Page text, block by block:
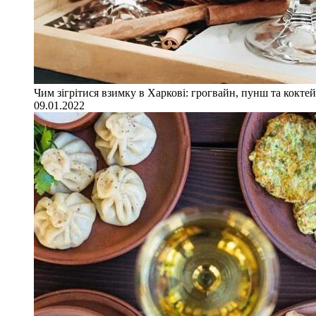
Чим зігрітися взимку в Харкові: грогвайн, пунш та
09.01.2022